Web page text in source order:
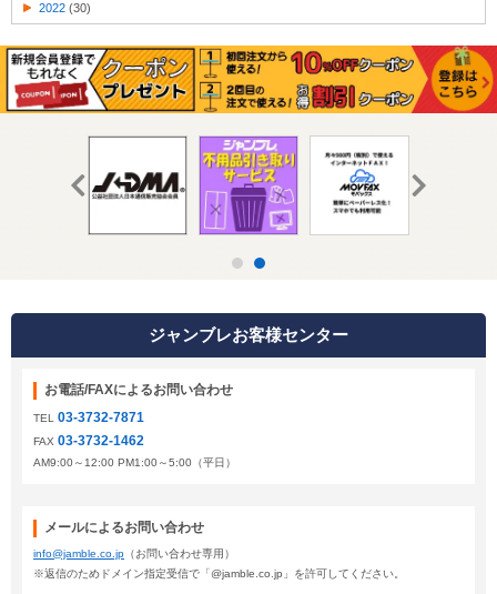
2022 (30)
ジャンブレお客様センター
お電話/FAXによるお問い合わせ
TEL 03-3732-7871
FAX 03-3732-1462
AM9:00～12:00 PM1:00～5:00（平日）
メールによるお問い合わせ
info@jamble.co.jp （お問い合わせ専用）
※返信のためドメイン指定受信で「@jamble.co.jp」を許可してください。